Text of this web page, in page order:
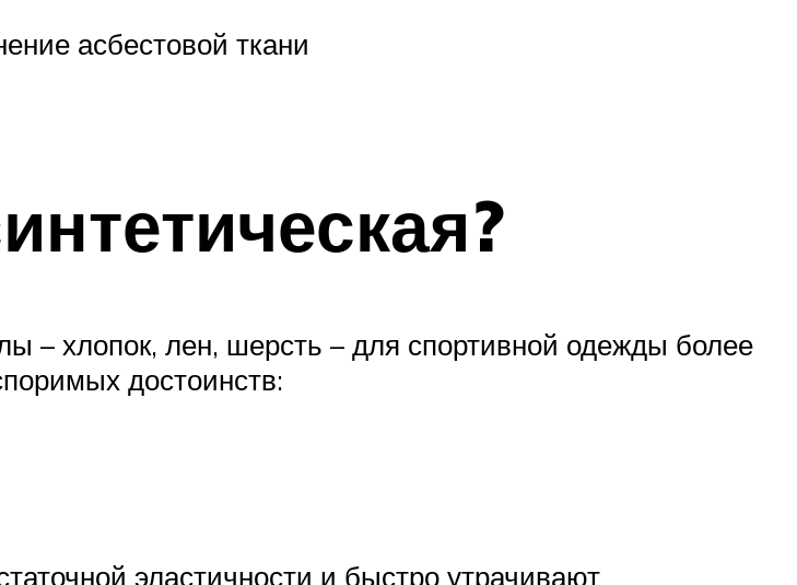
асбестовой ткани
– хлопок, лен, шерсть – для спортивной одежды более
достоинств:
эластичности и быстро утрачивают